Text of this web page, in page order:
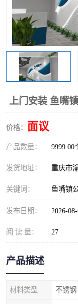
上门安装 鱼嘴
价格： 面议
产品数量： 9999.00
发货地址： 重庆市
关键词： 鱼嘴镇
发布日期： 2026-
阅 读 量： 27
产品描述
材料类型 不锈